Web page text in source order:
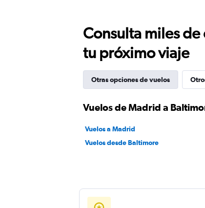
Consulta miles
tu próximo viaje
Otras opciones de vuelos
Vuelos de Madrid a
Vuelos a Madrid
Vuelos desde Baltimore